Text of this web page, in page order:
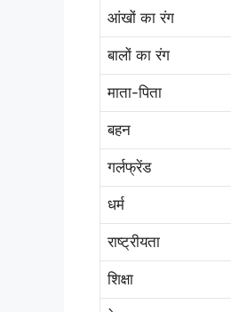
आंखों का रंग
बालों का रंग
माता-पिता
बहन
गर्लफ्रेंड
धर्म
राष्ट्रीयता
शिक्षा